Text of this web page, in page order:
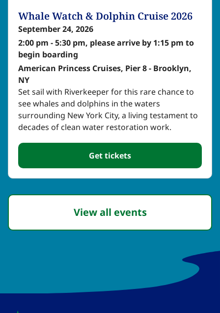
Whale Watch & Dolphin Cruise 2026​​​​‌ ‍ ​‍​‍‌‍ ‌ ​‍‌‍‍‌‌‍‌ ‌‍‍‌‌‍ ‍​‍​‍​ ‍‍​‍​‍‌ ​ ‌‍​‌‌‍ ‍‌‍‍‌‌ ‌​‌ ‍‌​‍ ‍‌‍‍‌‌‍ ​‍​‍​‍ ​​‍​‍‌‍‍​‌ ​‍‌‍‌‌‌‍‌‍​‍​‍​ ‍‍​‍​‍‌‍‍​‌ ‌​‌ ‌​‌ ​​‌ ​ ​ ‍‍​‍ ​‍ ‌‍​ ‌‍ ‌‌ ​ ​‍ ‍‌‍ ‌‌‍​‌‌‍‍‌‌‍ ‍​‍ ‍​ ​‍​ ​​​ ​‍​ ‌​‌ ​‍‌‍‌‌‌‍‌​‌‍‌‌‌ ​ ‌‍‍‌‌‍‌ ‌‍ ‍​‍ ‍‌ ​‍‌‍‍‌‌ ‌‍‌‍‌‌‌ ​‍‌‍‍ ‌‍‌‌‌‍‌‌‌ ​​‌‍‌‌‌ ​‍​‍ ‍‌‍ ‌ ​‍‌‍‌ ​‍ ‌‍‍‌‌‍ ‍‌ ‌​‌‍‌‌‌‍ ‍‌ ‌​​‍ ‌‍‌‌‌‍‌​‌‍‍‌‌ ‌​​‍ ‌‍ ‌‌‍ ‌‍‌​‌‍‌‌​ ‌‌ ​​‌ ​‍‌‍‌‌‌ ​ ‌‍‌‌‌‍ ‍‌ ‌​‌‍​‌‌ ‌​‌‍‍‌‌‍ ‌‍ ‍​ ‍ ‌‍‍‌‌‍‌​​ ‌‌‍​‍​ ​‍​ ​‍‌‍‌​​ ​​​ ‍‌​ ‌‍​ ‍‌​‍ ‌‌‍‌​​ ​ ​ ‍‌‌‍​‍​‍ ‌​ ‌​​ ‌‍​ ‌ ‌‍​ ​‍ ‌​ ‍​​ ‌‌​ ‌ ​ ​ ​‍ ‌​ ‍‌​ ‍‌​ ‍​​ ‌ ​ ​​​ ‌‌​ ​‌​ ​‌​ ​‌‌‍‌‌​ ‌‌‌‍​‍​ ‍ ‌ ‌​‌ ‍‌‌ ​​‌‍‌‌​ ‌‌‍‌‌‌ ‌‍‌‍‌‌‌‍ ‍‌ ‌​​ ‍ ‌ ​​‌‍​‌‌ ‌​‌‍‍​​ ‌‌ ‌​‌‍‍‌‌ ‌​‌‍ ​‌‍‌‌​ ‌‍​‍‌‍​‌‌ ​ ‌‍‌‌‌‌‌‌‌ ​‍‌‍ ​​ ‌‌‍‍​‌ ‌​‌ ‌​‌ ​​‌ ​ ​‍‌‌​ ​ ‌​​‌​‍‌‌​ ​‍‌​‌‍​‍‌‌​ ​‍‌​‌‍‌‍​ ‌‍ ‌‌ ​ ​‍ ‍‌‍ ‌‌‍​‌‌‍‍‌‌‍ ‍​‍ ‍​ ​‍​ ​​​ ​‍​ ‌​‌ ​‍‌‍‌‌‌‍‌​‌‍‌‌‌ ​ ‌‍‍‌‌‍‌ ‌‍ ‍​‍ ‍‌ ​‍‌‍‍‌‌ ‌‍‌‍‌‌‌ ​‍‌‍‍ ‌‍‌‌‌‍‌‌‌ ​​‌‍‌‌‌ ​‍​‍ ‍‌‍ ‌ ​‍‌‍‌ ​‍‌‍‌‍‍‌‌‍‌​​ ‌‌‍​‍​ ​‍​ ​‍‌‍‌​​ ​​​ ‍‌​ ‌‍​ ‍‌​‍ ‌‌‍‌​​ ​ ​ ‍‌‌‍​‍​‍ ‌​ ‌​​ ‌‍​ ‌ ‌‍​ ​‍ ‌​ ‍​​ ‌‌​ ‌ ​ ​ ​‍ ‌​ ‍‌​ ‍‌​ ‍​​ ‌ ​ ​​​ ‌‌​ ​‌​ ​‌​ ​‌‌‍‌‌​ ‌‌‌‍​‍​‍‌‍‌ ‌​‌ ‍‌‌ ​​‌‍‌‌​ ‌‌‍‌‌‌ ‌‍‌‍‌‌‌‍ ‍‌ ‌​​‍‌‍‌ ​​‌‍​‌‌ ‌​‌‍‍​​ ‌‌ ‌​‌‍‍‌‌ ‌​‌‍ ​‌‍‌‌​‍‌‍‌ ​​‌‍‌‌‌ ​‍‌ ​ ‌ ​​‌‍‌‌‌‍​ ‌ ‌​‌‍‍‌‌ ‌‍‌‍‌‌​ ‌‌ ​​‌ ‌‌‌‍​‍‌‍ ​‌‍‍‌‌ ​ ‌‍‍​‌‍‌‌‌‍‌​​‍​‍‌ ‌
September 24, 2026
2:00 pm​​​​‌ ‍ ​‍​‍‌‍ ‌ ​‍‌‍‍‌‌‍‌ ‌‍‍‌‌‍ ‍​‍​‍​ ‍‍​‍​‍‌ ​ ‌‍​‌‌‍ ‍‌‍‍‌‌ ‌​‌ ‍‌​‍ ‍‌‍‍‌‌‍ ​‍​‍​‍ ​​‍​‍‌‍‍​‌ ​‍‌‍‌‌‌‍‌‍​‍​‍​ ‍‍​‍​‍‌‍‍​‌ ‌​‌ ‌​‌ ​​‌ ​ ​ ‍‍​‍ ​‍ ‌‍​ ‌‍ ‌‌ ​ ​‍ ‍‌‍ ‌‌‍​‌‌‍‍‌‌‍ ‍​‍ ‍​ ​‍​ ​​​ ​‍​ ‌​‌ ​‍‌‍‌‌‌‍‌​‌‍‌‌‌ ​ ‌‍‍‌‌‍‌ ‌‍ ‍​‍ ‍‌ ​‍‌‍‍‌‌ ‌‍‌‍‌‌‌ ​‍‌‍‍ ‌‍‌‌‌‍‌‌‌ ​​‌‍‌‌‌ ​‍​‍ ‍‌‍ ‌ ​‍‌‍‌ ​‍ ‌‍‍‌‌‍ ‍‌ ‌​‌‍‌‌‌‍ ‍‌ ‌​​‍ ‌‍‌‌‌‍‌​‌‍‍‌‌ ‌​​‍ ‌‍ ‌‌‍ ‌‍‌​‌‍‌‌​ ‌‌ ​​‌ ​‍‌‍‌‌‌ ​ ‌‍‌‌‌‍ ‍‌ ‌​‌‍​‌‌ ‌​‌‍‍‌‌‍ ‌‍ ‍​ ‍ ‌‍‍‌‌‍‌​​ ‌‌‍​‍​ ​‍​ ​‍‌‍‌​​ ​​​ ‍‌​ ‌‍​ ‍‌​‍ ‌‌‍‌​​ ​ ​ ‍‌‌‍​‍​‍ ‌​ ‌​​ ‌‍​ ‌ ‌‍​ ​‍ ‌​ ‍​​ ‌‌​ ‌ ​ ​ ​‍ ‌​ ‍‌​ ‍‌​ ‍​​ ‌ ​ ​​​ ‌‌​ ​‌​ ​‌​ ​‌‌‍‌‌​ ‌‌‌‍​‍​ ‍ ‌ ‌​‌ ‍‌‌ ​​‌‍‌‌​ ‌‌‍‌‌‌ ‌‍‌‍‌‌‌‍ ‍‌ ‌​​ ‍ ‌ ​​‌‍​‌‌ ‌​‌‍‍​​ ‌‌ ​ ‌ ‌​‌‍​‌‌ ​‍‌ ‌​‌‌‌​‌‍‍‌‌‍ ‌‌‍‌‌​ ‌‍​‍‌‍​‌‌ ​ ‌‍‌‌‌‌‌‌‌ ​‍‌‍ ​​ ‌‌‍‍​‌ ‌​‌ ‌​‌ ​​‌ ​ ​‍‌‌​ ​ ‌​​‌​‍‌‌​ ​‍‌​‌‍​‍‌‌​ ​‍‌​‌‍‌‍​ ‌‍ ‌‌ ​ ​‍ ‍‌‍ ‌‌‍​‌‌‍‍‌‌‍ ‍​‍ ‍​ ​‍​ ​​​ ​‍​ ‌​‌ ​‍‌‍‌‌‌‍‌​‌‍‌‌‌ ​ ‌‍‍‌‌‍‌ ‌‍ ‍​‍ ‍‌ ​‍‌‍‍‌‌ ‌‍‌‍‌‌‌ ​‍‌‍‍ ‌‍‌‌‌‍‌‌‌ ​​‌‍‌‌‌ ​‍​‍ ‍‌‍ ‌ ​‍‌‍‌ ​‍‌‍‌‍‍‌‌‍‌​​ ‌‌‍​‍​ ​‍​ ​‍‌‍‌​​ ​​​ ‍‌​ ‌‍​ ‍‌​‍ ‌‌‍‌​​ ​ ​ ‍‌‌‍​‍​‍ ‌​ ‌​​ ‌‍​ ‌ ‌‍​ ​‍ ‌​ ‍​​ ‌‌​ ‌ ​ ​ ​‍ ‌​ ‍‌​ ‍‌​ ‍​​ ‌ ​ ​​​ ‌‌​ ​‌​ ​‌​ ​‌‌‍‌‌​ ‌‌‌‍​‍​‍‌‍‌ ‌​‌ ‍‌‌ ​​‌‍‌‌​ ‌‌‍‌‌‌ ‌‍‌‍‌‌‌‍ ‍‌ ‌​​‍‌‍‌ ​​‌‍​‌‌ ‌​‌‍‍​​ ‌‌ ​ ‌ ‌​‌‍​‌‌ ​‍‌ ‌​‌‌‌​‌‍‍‌‌‍ ‌‌‍‌‌​‍‌‍‌ ​​‌‍‌‌‌ ​‍‌ ​ ‌ ​​‌‍‌‌‌‍​ ‌ ‌​‌‍‍‌‌ ‌‍‌‍‌‌​ ‌‌ ​​‌ ‌‌‌‍​‍‌‍ ​‌‍‍‌‌ ​ ‌‍‍​‌‍‌‌‌‍‌​​‍​‍‌ ‌ - 5:30 pm, please arrive by 1:15 pm to
begin boarding​​​​‌ ‍ ​‍​‍‌‍ ‌ ​‍‌‍‍‌‌‍‌ ‌‍‍‌‌‍ ‍​‍​‍​ ‍‍​‍​‍‌ ​ ‌‍​‌‌‍ ‍‌‍‍‌‌ ‌​‌ ‍‌​‍ ‍‌‍‍‌‌‍ ​‍​‍​‍ ​​‍​‍‌‍‍​‌ ​‍‌‍‌‌‌‍‌‍​‍​‍​ ‍‍​‍​‍‌‍‍​‌ ‌​‌ ‌​‌ ​​‌ ​ ​ ‍‍​‍ ​‍ ‌‍​ ‌‍ ‌‌ ​ ​‍ ‍‌‍ ‌‌‍​‌‌‍‍‌‌‍ ‍​‍ ‍​ ​‍​ ​​​ ​‍​ ‌​‌ ​‍‌‍‌‌‌‍‌​‌‍‌‌‌ ​ ‌‍‍‌‌‍‌ ‌‍ ‍​‍ ‍‌ ​‍‌‍‍‌‌ ‌‍‌‍‌‌‌ ​‍‌‍‍ ‌‍‌‌‌‍‌‌‌ ​​‌‍‌‌‌ ​‍​‍ ‍‌‍ ‌ ​‍‌‍‌ ​‍ ‌‍‍‌‌‍ ‍‌ ‌​‌‍‌‌‌‍ ‍‌ ‌​​‍ ‌‍‌‌‌‍‌​‌‍‍‌‌ ‌​​‍ ‌‍ ‌‌‍ ‌‍‌​‌‍‌‌​ ‌‌ ​​‌ ​‍‌‍‌‌‌ ​ ‌‍‌‌‌‍ ‍‌ ‌​‌‍​‌‌ ‌​‌‍‍‌‌‍ ‌‍ ‍​ ‍ ‌‍‍‌‌‍‌​​ ‌‌‍​‍​ ​‍​ ​‍‌‍‌​​ ​​​ ‍‌​ ‌‍​ ‍‌​‍ ‌‌‍‌​​ ​ ​ ‍‌‌‍​‍​‍ ‌​ ‌​​ ‌‍​ ‌ ‌‍​ ​‍ ‌​ ‍​​ ‌‌​ ‌ ​ ​ ​‍ ‌​ ‍‌​ ‍‌​ ‍​​ ‌ ​ ​​​ ‌‌​ ​‌​ ​‌​ ​‌‌‍‌‌​ ‌‌‌‍​‍​ ‍ ‌ ‌​‌ ‍‌‌ ​​‌‍‌‌​ ‌‌‍‌‌‌ ‌‍‌‍‌‌‌‍ ‍‌ ‌​​ ‍ ‌ ​​‌‍​‌‌ ‌​‌‍‍​​ ‌‌‍‌‌‌‍ ‍‌‍‌​‌‌‌​‌‍‍‌‌‍ ‌‌‍‌‌​ ‌‍​‍‌‍​‌‌ ​ ‌‍‌‌‌‌‌‌‌ ​‍‌‍ ​​ ‌‌‍‍​‌ ‌​‌ ‌​‌ ​​‌ ​ ​‍‌‌​ ​ ‌​​‌​‍‌‌​ ​‍‌​‌‍​‍‌‌​ ​‍‌​‌‍‌‍​ ‌‍ ‌‌ ​ ​‍ ‍‌‍ ‌‌‍​‌‌‍‍‌‌‍ ‍​‍ ‍​ ​‍​ ​​​ ​‍​ ‌​‌ ​‍‌‍‌‌‌‍‌​‌‍‌‌‌ ​ ‌‍‍‌‌‍‌ ‌‍ ‍​‍ ‍‌ ​‍‌‍‍‌‌ ‌‍‌‍‌‌‌ ​‍‌‍‍ ‌‍‌‌‌‍‌‌‌ ​​‌‍‌‌‌ ​‍​‍ ‍‌‍ ‌ ​‍‌‍‌ ​‍‌‍‌‍‍‌‌‍‌​​ ‌‌‍​‍​ ​‍​ ​‍‌‍‌​​ ​​​ ‍‌​ ‌‍​ ‍‌​‍ ‌‌‍‌​​ ​ ​ ‍‌‌‍​‍​‍ ‌​ ‌​​ ‌‍​ ‌ ‌‍​ ​‍ ‌​ ‍​​ ‌‌​ ‌ ​ ​ ​‍ ‌​ ‍‌​ ‍‌​ ‍​​ ‌ ​ ​​​ ‌‌​ ​‌​ ​‌​ ​‌‌‍‌‌​ ‌‌‌‍​‍​‍‌‍‌ ‌​‌ ‍‌‌ ​​‌‍‌‌​ ‌‌‍‌‌‌ ‌‍‌‍‌‌‌‍ ‍‌ ‌​​‍‌‍‌ ​​‌‍​‌‌ ‌​‌‍‍​​ ‌‌‍‌‌‌‍ ‍‌‍‌​‌‌‌​‌‍‍‌‌‍ ‌‌‍‌‌​‍‌‍‌ ​​‌‍‌‌‌ ​‍‌ ​ ‌ ​​‌‍‌‌‌‍​ ‌ ‌​‌‍‍‌‌ ‌‍‌‍‌‌​ ‌‌ ​​‌ ‌‌‌‍​‍‌‍ ​‌‍‍‌‌ ​ ‌‍‍​‌‍‌‌‌‍‌​​‍​‍‌ ‌
American Princess Cruises, Pier 8​​​​‌ ‍ ​‍​‍‌‍ ‌ ​‍‌‍‍‌‌‍‌ ‌‍‍‌‌‍ ‍​‍​‍​ ‍‍​‍​‍‌ ​ ‌‍​‌‌‍ ‍‌‍‍‌‌ ‌​‌ ‍‌​‍ ‍‌‍‍‌‌‍ ​‍​‍​‍ ​​‍​‍‌‍‍​‌ ​‍‌‍‌‌‌‍‌‍​‍​‍​ ‍‍​‍​‍‌‍‍​‌ ‌​‌ ‌​‌ ​​‌ ​ ​ ‍‍​‍ ​‍ ‌‍​ ‌‍ ‌‌ ​ ​‍ ‍‌‍ ‌‌‍​‌‌‍‍‌‌‍ ‍​‍ ‍​ ​‍​ ​​​ ​‍​ ‌​‌ ​‍‌‍‌‌‌‍‌​‌‍‌‌‌ ​ ‌‍‍‌‌‍‌ ‌‍ ‍​‍ ‍‌ ​‍‌‍‍‌‌ ‌‍‌‍‌‌‌ ​‍‌‍‍ ‌‍‌‌‌‍‌‌‌ ​​‌‍‌‌‌ ​‍​‍ ‍‌‍ ‌ ​‍‌‍‌ ​‍ ‌‍‍‌‌‍ ‍‌ ‌​‌‍‌‌‌‍ ‍‌ ‌​​‍ ‌‍‌‌‌‍‌​‌‍‍‌‌ ‌​​‍ ‌‍ ‌‌‍ ‌‍‌​‌‍‌‌​ ‌‌ ​​‌ ​‍‌‍‌‌‌ ​ ‌‍‌‌‌‍ ‍‌ ‌​‌‍​‌‌ ‌​‌‍‍‌‌‍ ‌‍ ‍​ ‍ ‌‍‍‌‌‍‌​​ ‌‌‍​‍​ ​‍​ ​‍‌‍‌​​ ​​​ ‍‌​ ‌‍​ ‍‌​‍ ‌‌‍‌​​ ​ ​ ‍‌‌‍​‍​‍ ‌​ ‌​​ ‌‍​ ‌ ‌‍​ ​‍ ‌​ ‍​​ ‌‌​ ‌ ​ ​ ​‍ ‌​ ‍‌​ ‍‌​ ‍​​ ‌ ​ ​​​ ‌‌​ ​‌​ ​‌​ ​‌‌‍‌‌​ ‌‌‌‍​‍​ ‍ ‌ ‌​‌ ‍‌‌ ​​‌‍‌‌​ ‌‌‍‌‌‌ ‌‍‌‍‌‌‌‍ ‍‌ ‌​​ ‍ ‌ ​​‌‍​‌‌ ‌​‌‍‍​​ ‌‌‍ ​‌‍ ‌‍​ ‌‍​‌‌ ‌​‌‍‍‌‌‍ ‌‍ ‍​‍ ‍‌ ‌​‌‍‍‌‌ ‌​‌‍ ​‌‍‌‌​ ‌‍​‍‌‍​‌‌ ​ ‌‍‌‌‌‌‌‌‌ ​‍‌‍ ​​ ‌‌‍‍​‌ ‌​‌ ‌​‌ ​​‌ ​ ​‍‌‌​ ​ ‌​​‌​‍‌‌​ ​‍‌​‌‍​‍‌‌​ ​‍‌​‌‍‌‍​ ‌‍ ‌‌ ​ ​‍ ‍‌‍ ‌‌‍​‌‌‍‍‌‌‍ ‍​‍ ‍​ ​‍​ ​​​ ​‍​ ‌​‌ ​‍‌‍‌‌‌‍‌​‌‍‌‌‌ ​ ‌‍‍‌‌‍‌ ‌‍ ‍​‍ ‍‌ ​‍‌‍‍‌‌ ‌‍‌‍‌‌‌ ​‍‌‍‍ ‌‍‌‌‌‍‌‌‌ ​​‌‍‌‌‌ ​‍​‍ ‍‌‍ ‌ ​‍‌‍‌ ​‍‌‍‌‍‍‌‌‍‌​​ ‌‌‍​‍​ ​‍​ ​‍‌‍‌​​ ​​​ ‍‌​ ‌‍​ ‍‌​‍ ‌‌‍‌​​ ​ ​ ‍‌‌‍​‍​‍ ‌​ ‌​​ ‌‍​ ‌ ‌‍​ ​‍ ‌​ ‍​​ ‌‌​ ‌ ​ ​ ​‍ ‌​ ‍‌​ ‍‌​ ‍​​ ‌ ​ ​​​ ‌‌​ ​‌​ ​‌​ ​‌‌‍‌‌​ ‌‌‌‍​‍​‍‌‍‌ ‌​‌ ‍‌‌ ​​‌‍‌‌​ ‌‌‍‌‌‌ ‌‍‌‍‌‌‌‍ ‍‌ ‌​​‍‌‍‌ ​​‌‍​‌‌ ‌​‌‍‍​​ ‌‌‍ ​‌‍ ‌‍​ ‌‍​‌‌ ‌​‌‍‍‌‌‍ ‌‍ ‍​‍ ‍‌ ‌​‌‍‍‌‌ ‌​‌‍ ​‌‍‌‌​‍‌‍‌ ​​‌‍‌‌‌ ​‍‌ ​ ‌ ​​‌‍‌‌‌‍​ ‌ ‌​‌‍‍‌‌ ‌‍‌‍‌‌​ ‌‌ ​​‌ ‌‌‌‍​‍‌‍ ​‌‍‍‌‌ ​ ‌‍‍​‌‍‌‌‌‍‌​​‍​‍‌ ‌- Brooklyn​​​​‌ ‍ ​‍​‍‌‍ ‌ ​‍‌‍‍‌‌‍‌ ‌‍‍‌‌‍ ‍​‍​‍​ ‍‍​‍​‍‌ ​ ‌‍​‌‌‍ ‍‌‍‍‌‌ ‌​‌ ‍‌​‍ ‍‌‍‍‌‌‍ ​‍​‍​‍ ​​‍​‍‌‍‍​‌ ​‍‌‍‌‌‌‍‌‍​‍​‍​ ‍‍​‍​‍‌‍‍​‌ ‌​‌ ‌​‌ ​​‌ ​ ​ ‍‍​‍ ​‍ ‌‍​ ‌‍ ‌‌ ​ ​‍ ‍‌‍ ‌‌‍​‌‌‍‍‌‌‍ ‍​‍ ‍​ ​‍​ ​​​ ​‍​ ‌​‌ ​‍‌‍‌‌‌‍‌​‌‍‌‌‌ ​ ‌‍‍‌‌‍‌ ‌‍ ‍​‍ ‍‌ ​‍‌‍‍‌‌ ‌‍‌‍‌‌‌ ​‍‌‍‍ ‌‍‌‌‌‍‌‌‌ ​​‌‍‌‌‌ ​‍​‍ ‍‌‍ ‌ ​‍‌‍‌ ​‍ ‌‍‍‌‌‍ ‍‌ ‌​‌‍‌‌‌‍ ‍‌ ‌​​‍ ‌‍‌‌‌‍‌​‌‍‍‌‌ ‌​​‍ ‌‍ ‌‌‍ ‌‍‌​‌‍‌‌​ ‌‌ ​​‌ ​‍‌‍‌‌‌ ​ ‌‍‌‌‌‍ ‍‌ ‌​‌‍​‌‌ ‌​‌‍‍‌‌‍ ‌‍ ‍​ ‍ ‌‍‍‌‌‍‌​​ ‌‌‍​‍​ ​‍​ ​‍‌‍‌​​ ​​​ ‍‌​ ‌‍​ ‍‌​‍ ‌‌‍‌​​ ​ ​ ‍‌‌‍​‍​‍ ‌​ ‌​​ ‌‍​ ‌ ‌‍​ ​‍ ‌​ ‍​​ ‌‌​ ‌ ​ ​ ​‍ ‌​ ‍‌​ ‍‌​ ‍​​ ‌ ​ ​​​ ‌‌​ ​‌​ ​‌​ ​‌‌‍‌‌​ ‌‌‌‍​‍​ ‍ ‌ ‌​‌ ‍‌‌ ​​‌‍‌‌​ ‌‌‍‌‌‌ ‌‍‌‍‌‌‌‍ ‍‌ ‌​​ ‍ ‌ ​​‌‍​‌‌ ‌​‌‍‍​​ ‌‌‍ ​‌‍ ‌‍​ ‌‍​‌‌ ‌​‌‍‍‌‌‍ ‌‍ ‍​‍ ‍‌‍​ ‌‍‍‌‌ ‌​‌ ‍‌​ ‌‍​‍‌‍​‌‌ ​ ‌‍‌‌‌‌‌‌‌ ​‍‌‍ ​​ ‌‌‍‍​‌ ‌​‌ ‌​‌ ​​‌ ​ ​‍‌‌​ ​ ‌​​‌​‍‌‌​ ​‍‌​‌‍​‍‌‌​ ​‍‌​‌‍‌‍​ ‌‍ ‌‌ ​ ​‍ ‍‌‍ ‌‌‍​‌‌‍‍‌‌‍ ‍​‍ ‍​ ​‍​ ​​​ ​‍​ ‌​‌ ​‍‌‍‌‌‌‍‌​‌‍‌‌‌ ​ ‌‍‍‌‌‍‌ ‌‍ ‍​‍ ‍‌ ​‍‌‍‍‌‌ ‌‍‌‍‌‌‌ ​‍‌‍‍ ‌‍‌‌‌‍‌‌‌ ​​‌‍‌‌‌ ​‍​‍ ‍‌‍ ‌ ​‍‌‍‌ ​‍‌‍‌‍‍‌‌‍‌​​ ‌‌‍​‍​ ​‍​ ​‍‌‍‌​​ ​​​ ‍‌​ ‌‍​ ‍‌​‍ ‌‌‍‌​​ ​ ​ ‍‌‌‍​‍​‍ ‌​ ‌​​ ‌‍​ ‌ ‌‍​ ​‍ ‌​ ‍​​ ‌‌​ ‌ ​ ​ ​‍ ‌​ ‍‌​ ‍‌​ ‍​​ ‌ ​ ​​​ ‌‌​ ​‌​ ​‌​ ​‌‌‍‌‌​ ‌‌‌‍​‍​‍‌‍‌ ‌​‌ ‍‌‌ ​​‌‍‌‌​ ‌‌‍‌‌‌ ‌‍‌‍‌‌‌‍ ‍‌ ‌​​‍‌‍‌ ​​‌‍​‌‌ ‌​‌‍‍​​ ‌‌‍ ​‌‍ ‌‍​ ‌‍​‌‌ ‌​‌‍‍‌‌‍ ‌‍ ‍​‍ ‍‌‍​ ‌‍‍‌‌ ‌​‌ ‍‌​‍‌‍‌ ​​‌‍‌‌‌ ​‍‌ ​ ‌ ​​‌‍‌‌‌‍​ ‌ ‌​‌‍‍‌‌ ‌‍‌‍‌‌​ ‌‌ ​​‌ ‌‌‌‍​‍‌‍ ​‌‍‍‌‌ ​ ‌‍‍​‌‍‌‌‌‍‌​​‍​‍‌ ‌,
NY​​​​‌ ‍ ​‍​‍‌‍ ‌ ​‍‌‍‍‌‌‍‌ ‌‍‍‌‌‍ ‍​‍​‍​ ‍‍​‍​‍‌ ​ ‌‍​‌‌‍ ‍‌‍‍‌‌ ‌​‌ ‍‌​‍ ‍‌‍‍‌‌‍ ​‍​‍​‍ ​​‍​‍‌‍‍​‌ ​‍‌‍‌‌‌‍‌‍​‍​‍​ ‍‍​‍​‍‌‍‍​‌ ‌​‌ ‌​‌ ​​‌ ​ ​ ‍‍​‍ ​‍ ‌‍​ ‌‍ ‌‌ ​ ​‍ ‍‌‍ ‌‌‍​‌‌‍‍‌‌‍ ‍​‍ ‍​ ​‍​ ​​​ ​‍​ ‌​‌ ​‍‌‍‌‌‌‍‌​‌‍‌‌‌ ​ ‌‍‍‌‌‍‌ ‌‍ ‍​‍ ‍‌ ​‍‌‍‍‌‌ ‌‍‌‍‌‌‌ ​‍‌‍‍ ‌‍‌‌‌‍‌‌‌ ​​‌‍‌‌‌ ​‍​‍ ‍‌‍ ‌ ​‍‌‍‌ ​‍ ‌‍‍‌‌‍ ‍‌ ‌​‌‍‌‌‌‍ ‍‌ ‌​​‍ ‌‍‌‌‌‍‌​‌‍‍‌‌ ‌​​‍ ‌‍ ‌‌‍ ‌‍‌​‌‍‌‌​ ‌‌ ​​‌ ​‍‌‍‌‌‌ ​ ‌‍‌‌‌‍ ‍‌ ‌​‌‍​‌‌ ‌​‌‍‍‌‌‍ ‌‍ ‍​ ‍ ‌‍‍‌‌‍‌​​ ‌‌‍​‍​ ​‍​ ​‍‌‍‌​​ ​​​ ‍‌​ ‌‍​ ‍‌​‍ ‌‌‍‌​​ ​ ​ ‍‌‌‍​‍​‍ ‌​ ‌​​ ‌‍​ ‌ ‌‍​ ​‍ ‌​ ‍​​ ‌‌​ ‌ ​ ​ ​‍ ‌​ ‍‌​ ‍‌​ ‍​​ ‌ ​ ​​​ ‌‌​ ​‌​ ​‌​ ​‌‌‍‌‌​ ‌‌‌‍​‍​ ‍ ‌ ‌​‌ ‍‌‌ ​​‌‍‌‌​ ‌‌‍‌‌‌ ‌‍‌‍‌‌‌‍ ‍‌ ‌​​ ‍ ‌ ​​‌‍​‌‌ ‌​‌‍‍​​ ‌‌‍ ​‌‍ ‌‍​ ‌‍​‌‌ ‌​‌‍‍‌‌‍ ‌‍ ‍​‍ ‍‌ ​ ‌ ‌​‌‍​‌‌ ‌​‌‍‌‌​ ‌‍​‍‌‍​‌‌ ​ ‌‍‌‌‌‌‌‌‌ ​‍‌‍ ​​ ‌‌‍‍​‌ ‌​‌ ‌​‌ ​​‌ ​ ​‍‌‌​ ​ ‌​​‌​‍‌‌​ ​‍‌​‌‍​‍‌‌​ ​‍‌​‌‍‌‍​ ‌‍ ‌‌ ​ ​‍ ‍‌‍ ‌‌‍​‌‌‍‍‌‌‍ ‍​‍ ‍​ ​‍​ ​​​ ​‍​ ‌​‌ ​‍‌‍‌‌‌‍‌​‌‍‌‌‌ ​ ‌‍‍‌‌‍‌ ‌‍ ‍​‍ ‍‌ ​‍‌‍‍‌‌ ‌‍‌‍‌‌‌ ​‍‌‍‍ ‌‍‌‌‌‍‌‌‌ ​​‌‍‌‌‌ ​‍​‍ ‍‌‍ ‌ ​‍‌‍‌ ​‍‌‍‌‍‍‌‌‍‌​​ ‌‌‍​‍​ ​‍​ ​‍‌‍‌​​ ​​​ ‍‌​ ‌‍​ ‍‌​‍ ‌‌‍‌​​ ​ ​ ‍‌‌‍​‍​‍ ‌​ ‌​​ ‌‍​ ‌ ‌‍​ ​‍ ‌​ ‍​​ ‌‌​ ‌ ​ ​ ​‍ ‌​ ‍‌​ ‍‌​ ‍​​ ‌ ​ ​​​ ‌‌​ ​‌​ ​‌​ ​‌‌‍‌‌​ ‌‌‌‍​‍​‍‌‍‌ ‌​‌ ‍‌‌ ​​‌‍‌‌​ ‌‌‍‌‌‌ ‌‍‌‍‌‌‌‍ ‍‌ ‌​​‍‌‍‌ ​​‌‍​‌‌ ‌​‌‍‍​​ ‌‌‍ ​‌‍ ‌‍​ ‌‍​‌‌ ‌​‌‍‍‌‌‍ ‌‍ ‍​‍ ‍‌ ​ ‌ ‌​‌‍​‌‌ ‌​‌‍‌‌​‍‌‍‌ ​​‌‍‌‌‌ ​‍‌ ​ ‌ ​​‌‍‌‌‌‍​ ‌ ‌​‌‍‍‌‌ ‌‍‌‍‌‌​ ‌‌ ​​‌ ‌‌‌‍​‍‌‍ ​‌‍‍‌‌ ​ ‌‍‍​‌‍‌‌‌‍‌​​‍​‍‌ ‌
Set sail with Riverkeeper for this rare chance to
see whales and dolphins in the waters
surrounding New York City, a living testament to
decades of clean water restoration work. ​​​​‌ ‍ ​‍​‍‌‍ ‌ ​‍‌‍‍‌‌‍‌ ‌‍‍‌‌‍ ‍​‍​‍​ ‍‍​‍​‍‌ ​ ‌‍​‌‌‍ ‍‌‍‍‌‌ ‌​‌ ‍‌​‍ ‍‌‍‍‌‌‍ ​‍​‍​‍ ​​‍​‍‌‍‍​‌ ​‍‌‍‌‌‌‍‌‍​‍​‍​ ‍‍​‍​‍‌‍‍​‌ ‌​‌ ‌​‌ ​​‌ ​ ​ ‍‍​‍ ​‍ ‌‍​ ‌‍ ‌‌ ​ ​‍ ‍‌‍ ‌‌‍​‌‌‍‍‌‌‍ ‍​‍ ‍​ ​‍​ ​​​ ​‍​ ‌​‌ ​‍‌‍‌‌‌‍‌​‌‍‌‌‌ ​ ‌‍‍‌‌‍‌ ‌‍ ‍​‍ ‍‌ ​‍‌‍‍‌‌ ‌‍‌‍‌‌‌ ​‍‌‍‍ ‌‍‌‌‌‍‌‌‌ ​​‌‍‌‌‌ ​‍​‍ ‍‌‍ ‌ ​‍‌‍‌ ​‍ ‌‍‍‌‌‍ ‍‌ ‌​‌‍‌‌‌‍ ‍‌ ‌​​‍ ‌‍‌‌‌‍‌​‌‍‍‌‌ ‌​​‍ ‌‍ ‌‌‍ ‌‍‌​‌‍‌‌​ ‌‌ ​​‌ ​‍‌‍‌‌‌ ​ ‌‍‌‌‌‍ ‍‌ ‌​‌‍​‌‌ ‌​‌‍‍‌‌‍ ‌‍ ‍​ ‍ ‌‍‍‌‌‍‌​​ ‌‌‍​‍​ ​‍​ ​‍‌‍‌​​ ​​​ ‍‌​ ‌‍​ ‍‌​‍ ‌‌‍‌​​ ​ ​ ‍‌‌‍​‍​‍ ‌​ ‌​​ ‌‍​ ‌ ‌‍​ ​‍ ‌​ ‍​​ ‌‌​ ‌ ​ ​ ​‍ ‌​ ‍‌​ ‍‌​ ‍​​ ‌ ​ ​​​ ‌‌​ ​‌​ ​‌​ ​‌‌‍‌‌​ ‌‌‌‍​‍​ ‍ ‌ ‌​‌ ‍‌‌ ​​‌‍‌‌​ ‌‌‍‌‌‌ ‌‍‌‍‌‌‌‍ ‍‌ ‌​​ ‍ ‌ ​​‌‍​‌‌ ‌​‌‍‍​​ ‌‌ ​ ‌‍‍​‌‍ ‌ ​‍‌ ‌​‌​‌​‌‍‌‌‌ ​ ‌‍​ ‌ ​‍‌‍‍‌‌ ​​‌ ‌​‌‍‍‌‌‍ ‌‍ ‍​ ‌‍​‍‌‍​‌‌ ​ ‌‍‌‌‌‌‌‌‌ ​‍‌‍ ​​ ‌‌‍‍​‌ ‌​‌ ‌​‌ ​​‌ ​ ​‍‌‌​ ​ ‌​​‌​‍‌‌​ ​‍‌​‌‍​‍‌‌​ ​‍‌​‌‍‌‍​ ‌‍ ‌‌ ​ ​‍ ‍‌‍ ‌‌‍​‌‌‍‍‌‌‍ ‍​‍ ‍​ ​‍​ ​​​ ​‍​ ‌​‌ ​‍‌‍‌‌‌‍‌​‌‍‌‌‌ ​ ‌‍‍‌‌‍‌ ‌‍ ‍​‍ ‍‌ ​‍‌‍‍‌‌ ‌‍‌‍‌‌‌ ​‍‌‍‍ ‌‍‌‌‌‍‌‌‌ ​​‌‍‌‌‌ ​‍​‍ ‍‌‍ ‌ ​‍‌‍‌ ​‍‌‍‌‍‍‌‌‍‌​​ ‌‌‍​‍​ ​‍​ ​‍‌‍‌​​ ​​​ ‍‌​ ‌‍​ ‍‌​‍ ‌‌‍‌​​ ​ ​ ‍‌‌‍​‍​‍ ‌​ ‌​​ ‌‍​ ‌ ‌‍​ ​‍ ‌​ ‍​​ ‌‌​ ‌ ​ ​ ​‍ ‌​ ‍‌​ ‍‌​ ‍​​ ‌ ​ ​​​ ‌‌​ ​‌​ ​‌​ ​‌‌‍‌‌​ ‌‌‌‍​‍​‍‌‍‌ ‌​‌ ‍‌‌ ​​‌‍‌‌​ ‌‌‍‌‌‌ ‌‍‌‍‌‌‌‍ ‍‌ ‌​​‍‌‍‌ ​​‌‍​‌‌ ‌​‌‍‍​​ ‌‌ ​ ‌‍‍​‌‍ ‌ ​‍‌ ‌​‌​‌​‌‍‌‌‌ ​ ‌‍​ ‌ ​‍‌‍‍‌‌ ​​‌ ‌​‌‍‍‌‌‍ ‌‍ ‍​‍‌‍‌ ​​‌‍‌‌‌ ​‍‌ ​ ‌ ​​‌‍‌‌‌‍​ ‌ ‌​‌‍‍‌‌ ‌‍‌‍‌‌​ ‌‌ ​​‌ ‌‌‌‍​‍‌‍ ​‌‍‍‌‌ ​ ‌‍‍​‌‍‌‌‌‍‌​​‍​‍‌ ‌
Get tickets​​​​‌ ‍ ​‍​‍‌‍ ‌ ​‍‌‍‍‌‌‍‌ ‌‍‍‌‌‍ ‍​‍​‍​ ‍‍​‍​‍‌ ​ ‌‍​‌‌‍ ‍‌‍‍‌‌ ‌​‌ ‍‌​‍ ‍‌‍‍‌‌‍ ​‍​‍​‍ ​​‍​‍‌‍‍​‌ ​‍‌‍‌‌‌‍‌‍​‍​‍​ ‍‍​‍​‍‌‍‍​‌ ‌​‌ ‌​‌ ​​‌ ​ ​ ‍‍​‍ ​‍ ‌‍​ ‌‍ ‌‌ ​ ​‍ ‍‌‍ ‌‌‍​‌‌‍‍‌‌‍ ‍​‍ ‍​ ​‍​ ​​​ ​‍​ ‌​‌ ​‍‌‍‌‌‌‍‌​‌‍‌‌‌ ​ ‌‍‍‌‌‍‌ ‌‍ ‍​‍ ‍‌ ​‍‌‍‍‌‌ ‌‍‌‍‌‌‌ ​‍‌‍‍ ‌‍‌‌‌‍‌‌‌ ​​‌‍‌‌‌ ​‍​‍ ‍‌‍ ‌ ​‍‌‍‌ ​‍ ‌‍‍‌‌‍ ‍‌ ‌​‌‍‌‌‌‍ ‍‌ ‌​​‍ ‌‍‌‌‌‍‌​‌‍‍‌‌ ‌​​‍ ‌‍ ‌‌‍ ‌‍‌​‌‍‌‌​ ‌‌ ​​‌ ​‍‌‍‌‌‌ ​ ‌‍‌‌‌‍ ‍‌ ‌​‌‍​‌‌ ‌​‌‍‍‌‌‍ ‌‍ ‍​ ‍ ‌‍‍‌‌‍‌​​ ‌‌‍​‍​ ​‍​ ​‍‌‍‌​​ ​​​ ‍‌​ ‌‍​ ‍‌​‍ ‌‌‍‌​​ ​ ​ ‍‌‌‍​‍​‍ ‌​ ‌​​ ‌‍​ ‌ ‌‍​ ​‍ ‌​ ‍​​ ‌‌​ ‌ ​ ​ ​‍ ‌​ ‍‌​ ‍‌​ ‍​​ ‌ ​ ​​​ ‌‌​ ​‌​ ​‌​ ​‌‌‍‌‌​ ‌‌‌‍​‍​ ‍ ‌ ‌​‌ ‍‌‌ ​​‌‍‌‌​ ‌‌‍‌‌‌ ‌‍‌‍‌‌‌‍ ‍‌ ‌​​ ‍ ‌ ​​‌‍​‌‌ ‌​‌‍‍​​ ‌‌‍​‍‌ ‌‌‌ ‌​‌ ‌​‌‍ ‌‍ ‍​‍ ‍‌ ‌​‌‍‌‌‌ ‍​‌ ‌​​ ‌‍​‍‌‍​‌‌ ​ ‌‍‌‌‌‌‌‌‌ ​‍‌‍ ​​ ‌‌‍‍​‌ ‌​‌ ‌​‌ ​​‌ ​ ​‍‌‌​ ​ ‌​​‌​‍‌‌​ ​‍‌​‌‍​‍‌‌​ ​‍‌​‌‍‌‍​ ‌‍ ‌‌ ​ ​‍ ‍‌‍ ‌‌‍​‌‌‍‍‌‌‍ ‍​‍ ‍​ ​‍​ ​​​ ​‍​ ‌​‌ ​‍‌‍‌‌‌‍‌​‌‍‌‌‌ ​ ‌‍‍‌‌‍‌ ‌‍ ‍​‍ ‍‌ ​‍‌‍‍‌‌ ‌‍‌‍‌‌‌ ​‍‌‍‍ ‌‍‌‌‌‍‌‌‌ ​​‌‍‌‌‌ ​‍​‍ ‍‌‍ ‌ ​‍‌‍‌ ​‍‌‍‌‍‍‌‌‍‌​​ ‌‌‍​‍​ ​‍​ ​‍‌‍‌​​ ​​​ ‍‌​ ‌‍​ ‍‌​‍ ‌‌‍‌​​ ​ ​ ‍‌‌‍​‍​‍ ‌​ ‌​​ ‌‍​ ‌ ‌‍​ ​‍ ‌​ ‍​​ ‌‌​ ‌ ​ ​ ​‍ ‌​ ‍‌​ ‍‌​ ‍​​ ‌ ​ ​​​ ‌‌​ ​‌​ ​‌​ ​‌‌‍‌‌​ ‌‌‌‍​‍​‍‌‍‌ ‌​‌ ‍‌‌ ​​‌‍‌‌​ ‌‌‍‌‌‌ ‌‍‌‍‌‌‌‍ ‍‌ ‌​​‍‌‍‌ ​​‌‍​‌‌ ‌​‌‍‍​​ ‌‌‍​‍‌ ‌‌‌ ‌​‌ ‌​‌‍ ‌‍ ‍​‍ ‍‌ ‌​‌‍‌‌‌ ‍​‌ ‌​​‍‌‍‌ ​​‌‍‌‌‌ ​‍‌ ​ ‌ ​​‌‍‌‌‌‍​ ‌ ‌​‌‍‍‌‌ ‌‍‌‍‌‌​ ‌‌ ​​‌ ‌‌‌‍​‍‌‍ ​‌‍‍‌‌ ​ ‌‍‍​‌‍‌‌‌‍‌​​‍​‍‌ ‌
View all events